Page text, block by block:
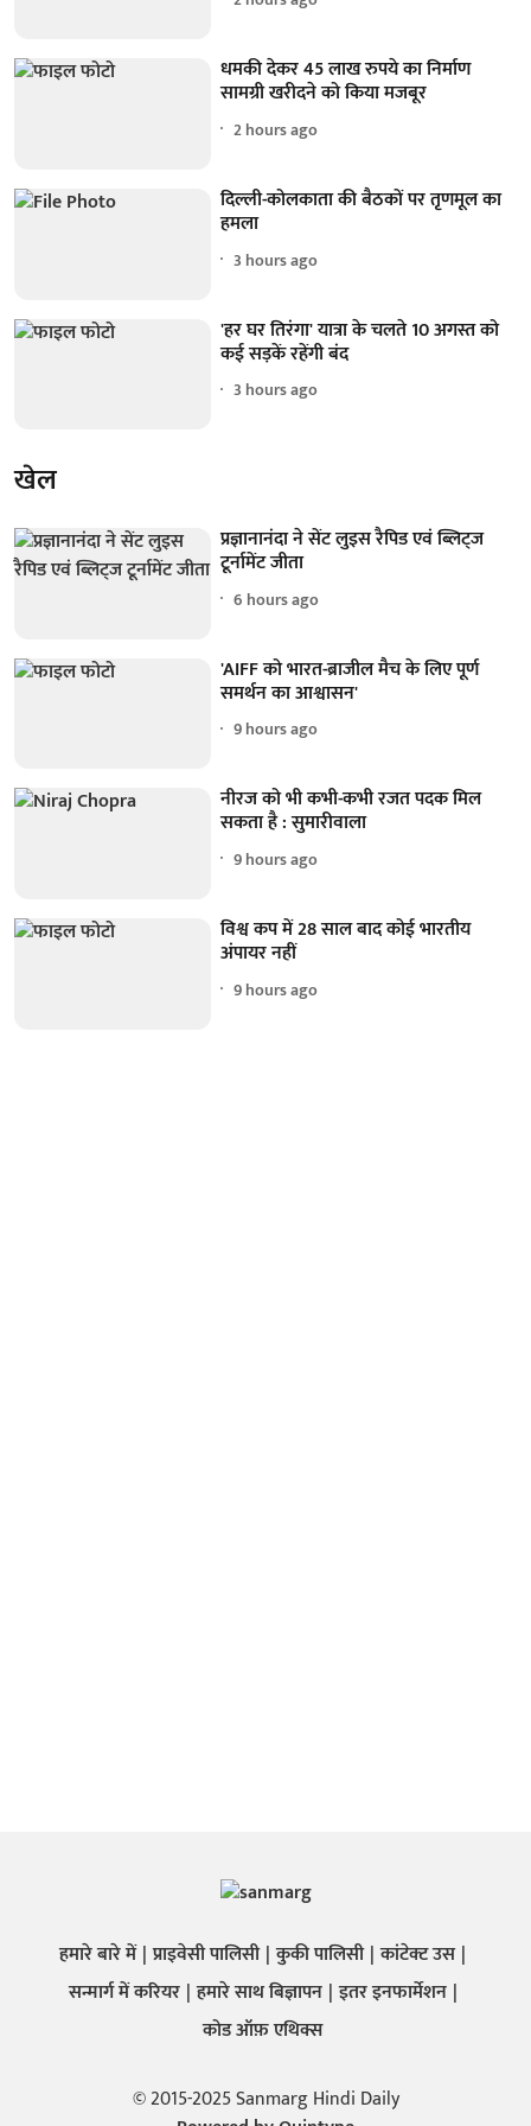
धमकी देकर 45 लाख रुपये का निर्माण
सामग्री खरीदने को किया मजबूर
2 hours ago
दिल्ली-कोलकाता की बैठकों पर तृणमूल का
हमला
3 hours ago
'हर घर तिरंगा' यात्रा के चलते 10 अगस्त को
कई सड़कें रहेंगी बंद
3 hours ago
खेल
प्रज्ञानानंदा ने सेंट लुइस रैपिड एवं ब्लिट्ज
टूर्नामेंट जीता
6 hours ago
'AIFF को भारत-ब्राजील मैच के लिए पूर्ण
समर्थन का आश्वासन'
9 hours ago
नीरज को भी कभी-कभी रजत पदक मिल
सकता है : सुमारीवाला
9 hours ago
विश्व कप में 28 साल बाद कोई भारतीय
अंपायर नहीं
9 hours ago
हमारे बारे में प्राइवेसी पालिसी कुकी पालिसी कांटेक्ट उस
सन्मार्ग में करियर हमारे साथ बिज्ञापन इतर इनफार्मेशन
कोड ऑफ़ एथिक्स
© 2015-2025 Sanmarg Hindi Daily